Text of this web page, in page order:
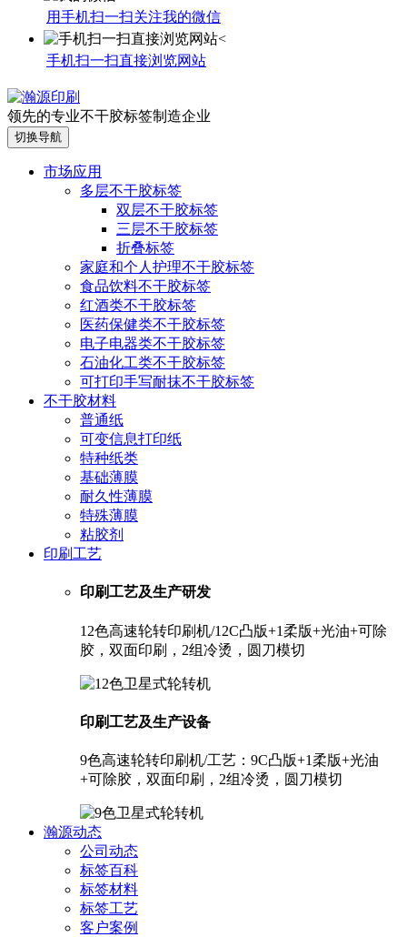
用手机扫一扫关注我的微信
手机扫一扫直接浏览网站
领先的专业不干胶标签制造企业
切换导航
市场应用
多层不干胶标签
双层不干胶标签
三层不干胶标签
折叠标签
家庭和个人护理不干胶标签
食品饮料不干胶标签
红酒类不干胶标签
医药保健类不干胶标签
电子电器类不干胶标签
石油化工类不干胶标签
可打印手写耐抹不干胶标签
不干胶材料
普通纸
可变信息打印纸
特种纸类
基础薄膜
耐久性薄膜
特殊薄膜
粘胶剂
印刷工艺
印刷工艺及生产研发
12色高速轮转印刷机/12C凸版+1柔版+光油+可除
胶，双面印刷，2组冷烫，圆刀模切
印刷工艺及生产设备
9色高速轮转印刷机/工艺：9C凸版+1柔版+光油
+可除胶，双面印刷，2组冷烫，圆刀模切
瀚源动态
公司动态
标签百科
标签材料
标签工艺
客户案例